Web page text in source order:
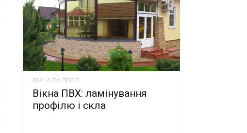
ВІКНА ТА ДВЕРІ
Вікна ПВХ: ламінування
профілю і скла